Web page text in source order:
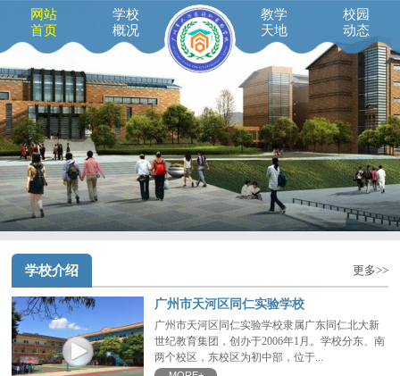
网站
首页
学校
概况
教学
天地
校园
动态
学校介绍 更多>>
广州市天河区同仁实验学校
广州市天河区同仁实验学校隶属广东同仁北大新
世纪教育集团，创办于2006年1月。学校分东、南
两个校区，东校区为初中部，位于...